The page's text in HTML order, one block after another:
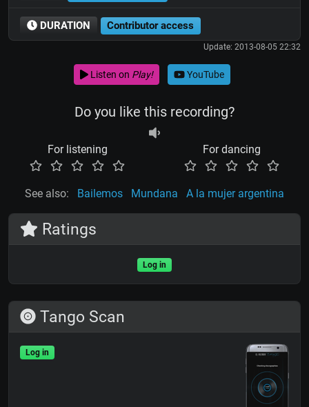
DURATION Contributor access
Update: 2013-08-05 22:32
Listen on Play! YouTube
Do you like this recording?
For listening For dancing
See also: Bailemos Mundana A la mujer argentina
Ratings
Log in
Tango Scan
Log in